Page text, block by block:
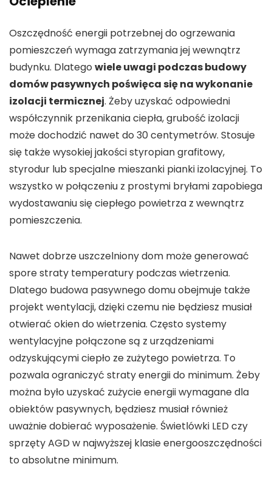
Oszczędność energii potrzebnej do ogrzewania
pomieszczeń wymaga zatrzymania jej wewnątrz
budynku. Dlatego wiele uwagi podczas budowy
domów pasywnych poświęca się na wykonanie
izolacji termicznej. Żeby uzyskać odpowiedni
współczynnik przenikania ciepła, grubość izolacji
może dochodzić nawet do 30 centymetrów. Stosuje
się także wysokiej jakości styropian grafitowy,
styrodur lub specjalne mieszanki pianki izolacyjnej. To
wszystko w połączeniu z prostymi bryłami zapobiega
wydostawaniu się ciepłego powietrza z wewnątrz
pomieszczenia.
Nawet dobrze uszczelniony dom może generować
spore straty temperatury podczas wietrzenia.
Dlatego budowa pasywnego domu obejmuje także
projekt wentylacji, dzięki czemu nie będziesz musiał
otwierać okien do wietrzenia. Często systemy
wentylacyjne połączone są z urządzeniami
odzyskującymi ciepło ze zużytego powietrza. To
pozwala ograniczyć straty energii do minimum. Żeby
można było uzyskać zużycie energii wymagane dla
obiektów pasywnych, będziesz musiał również
uważnie dobierać wyposażenie. Świetlówki LED czy
sprzęty AGD w najwyższej klasie energooszczędności
to absolutne minimum.